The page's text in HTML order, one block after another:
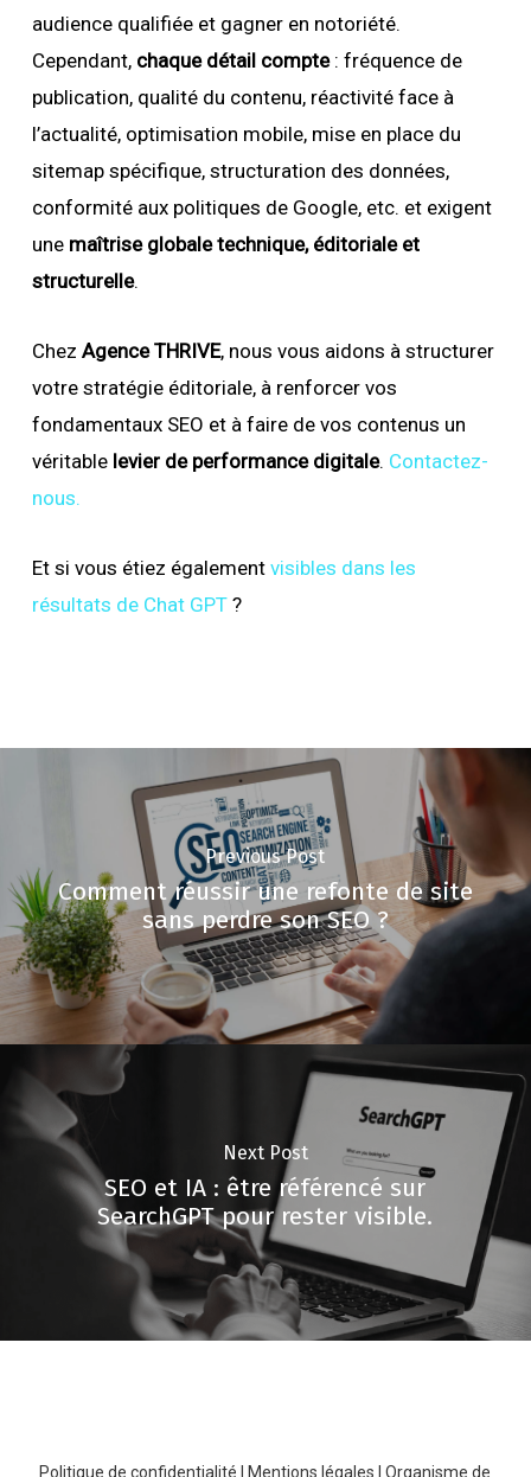
audience qualifiée et gagner en notoriété.
Cependant, chaque détail compte: fréquence de
publication, qualité du contenu, réactivité face à
l’actualité, optimisation mobile, mise en place du
sitemap spécifique, structuration des données,
conformité aux politiques de Google, etc. et exigent
une maîtrise globale technique, éditoriale et
structurelle.
Chez Agence THRIVE, nous vous aidons à structurer
votre stratégie éditoriale, à renforcer vos
fondamentaux SEO et à faire de vos contenus un
véritable levier de performance digitale. Contactez-
nous.
Et si vous étiez également visibles dans les
résultats de Chat GPT?
Previous Post
Comment réussir une refonte de site
sans perdre son SEO ?
Next Post
SEO et IA : être référencé sur
SearchGPT pour rester visible.
Politique de confidentialité Mentions légales |Organisme de